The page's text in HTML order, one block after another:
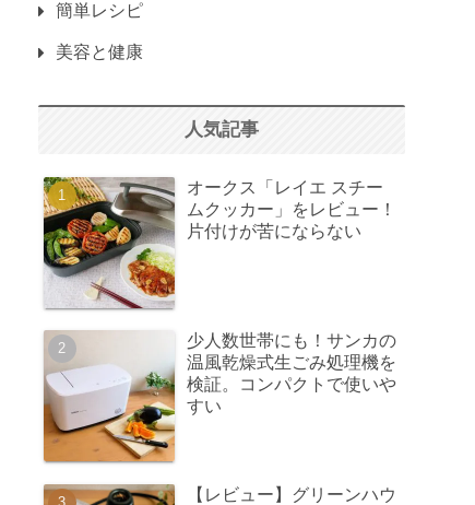
簡単レシピ
美容と健康
人気記事
オークス「レイエ スチー
ムクッカー」をレビュー！
片付けが苦にならない
少人数世帯にも！サンカの
温風乾燥式生ごみ処理機を
検証。コンパクトで使いや
すい
【レビュー】グリーンハウ